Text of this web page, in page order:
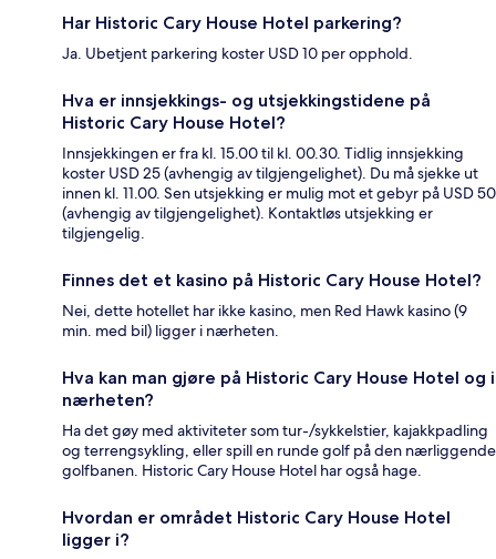
Har Historic Cary House Hotel parkering?
Ja. Ubetjent parkering koster USD 10 per opphold.
Hva er innsjekkings- og utsjekkingstidene på
Historic Cary House Hotel?
Innsjekkingen er fra kl. 15.00 til kl. 00.30. Tidlig innsjekking
koster USD 25 (avhengig av tilgjengelighet). Du må sjekke ut
innen kl. 11.00. Sen utsjekking er mulig mot et gebyr på USD 50
(avhengig av tilgjengelighet). Kontaktløs utsjekking er
tilgjengelig.
Finnes det et kasino på Historic Cary House Hotel?
Nei, dette hotellet har ikke kasino, men Red Hawk kasino (9
min. med bil) ligger i nærheten.
Hva kan man gjøre på Historic Cary House Hotel og i
nærheten?
Ha det gøy med aktiviteter som tur-/sykkelstier, kajakkpadling
og terrengsykling, eller spill en runde golf på den nærliggende
golfbanen. Historic Cary House Hotel har også hage.
Hvordan er området Historic Cary House Hotel
ligger i?